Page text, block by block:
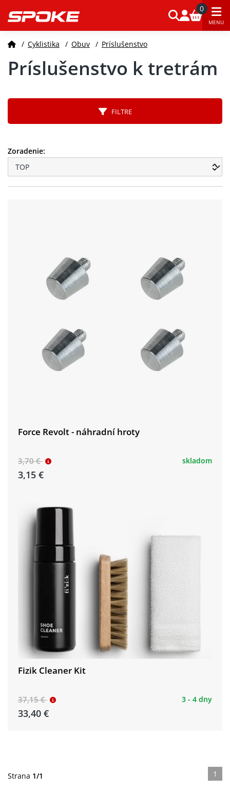
0
MENU
/ Cyklistika / Obuv / Príslušenstvo
Príslušenstvo k tretrám
FILTRE
Zoradenie:
Force Revolt - náhradní hroty
3,70 €
3,15 €
skladom
Fizik Cleaner Kit
37,15 €
33,40 €
3 - 4 dny
Strana 1/1 1